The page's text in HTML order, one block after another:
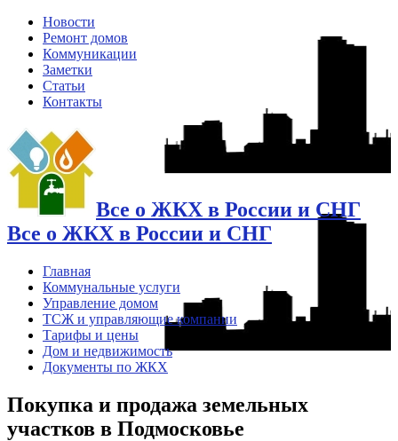
Новости
Ремонт домов
Коммуникации
Заметки
Статьи
Контакты
Все о ЖКХ в России и СНГ
Все о ЖКХ в России и СНГ
Главная
Коммунальные услуги
Управление домом
ТСЖ и управляющие компании
Тарифы и цены
Дом и недвижимость
Документы по ЖКХ
Покупка и продажа земельных
участков в Подмосковье